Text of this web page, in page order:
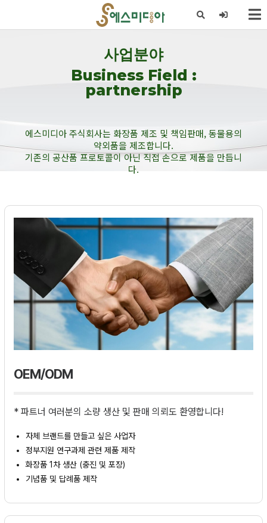
사업분야
Business Field :
partnership
에스미디아 주식회사는 화장품 제조 및 책임판매, 동물용의
약외품을 제조합니다.
기존의 공산품 프로토콜이 아닌 직접 손으로 제품을 만듭니
다.
OEM/ODM
* 파트너 여러분의 소량 생산 및 판매 의뢰도 환영합니다!
자체 브랜드를 만들고 싶은 사업자
정부지원 연구과제 관련 제품 제작
화장품 1차 생산 (충진 및 포장)
기념품 및 답례품 제작